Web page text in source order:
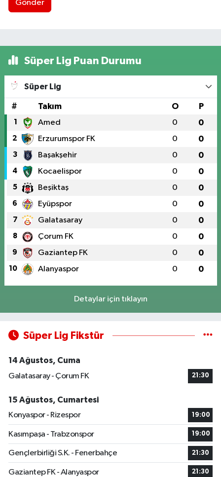
Gönder
Süper Lig Puan Durumu
Süper Lig
# Takım O P
1 Amed 0 0
2 Erzurumspor FK 0 0
3 Başakşehir 0 0
4 Kocaelispor 0 0
5 Beşiktaş 0 0
6 Eyüpspor 0 0
7 Galatasaray 0 0
8 Çorum FK 0 0
9 Gaziantep FK 0 0
10 Alanyaspor 0 0
Detaylar için tıklayın
Süper Lig Fikstür
14 Ağustos, Cuma
Galatasaray - Çorum FK
21:30
15 Ağustos, Cumartesi
Konyaspor - Rizespor
19:00
Kasımpaşa - Trabzonspor 19:00
Gençlerbirliği S.K. - Fenerbahçe 21:30
Gaziantep FK - Alanyaspor 21:30